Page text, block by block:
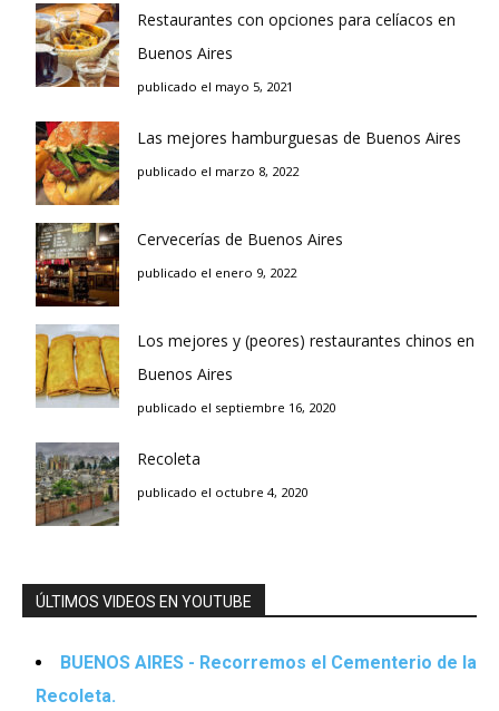
Restaurantes con opciones para celíacos en
Buenos Aires
publicado el mayo 5, 2021
Las mejores hamburguesas de Buenos Aires
publicado el marzo 8, 2022
Cervecerías de Buenos Aires
publicado el enero 9, 2022
Los mejores y (peores) restaurantes chinos en
Buenos Aires
publicado el septiembre 16, 2020
Recoleta
publicado el octubre 4, 2020
ÚLTIMOS VIDEOS EN YOUTUBE
BUENOS AIRES - Recorremos el Cementerio de la
Recoleta.